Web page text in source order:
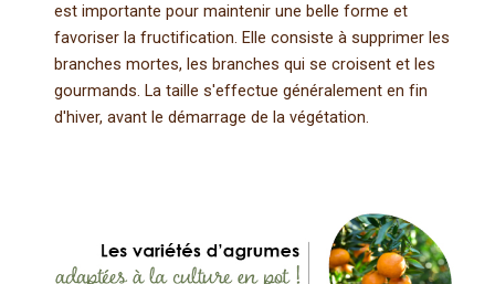
est importante pour maintenir une belle forme et
favoriser la fructification. Elle consiste à supprimer les
branches mortes, les branches qui se croisent et les
gourmands. La taille s'effectue généralement en fin
d'hiver, avant le démarrage de la végétation.